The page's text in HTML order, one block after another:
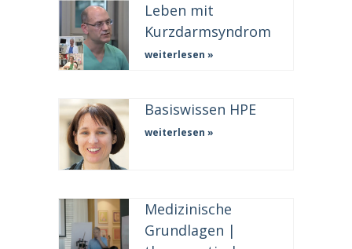
Leben mit
Kurzdarmsyndrom
weiterlesen »
Basiswissen HPE
weiterlesen »
Medizinische
Grundlagen |